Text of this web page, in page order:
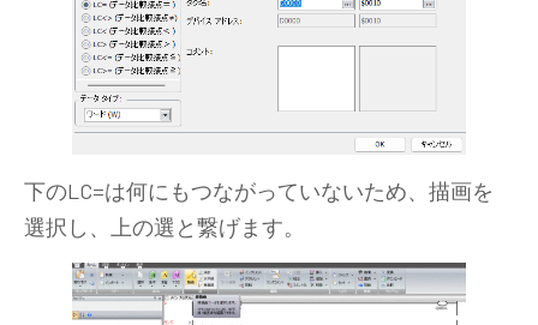
下のLC=は何にもつながっていないため、描画を
選択し、上の選と繋げます。